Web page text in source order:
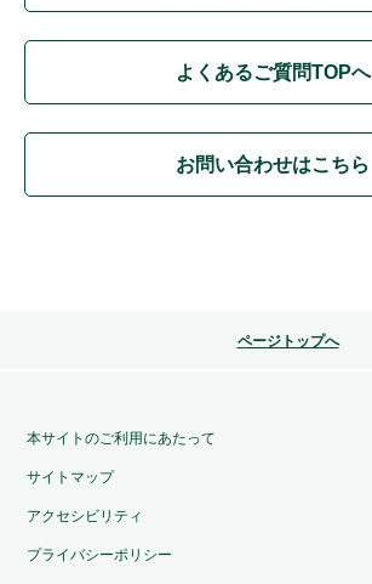
よくあるご質問TOPへ
お問い合わせはこちら
ページトップへ
本サイトのご利用にあたって
サイトマップ
アクセシビリティ
プライバシーポリシー